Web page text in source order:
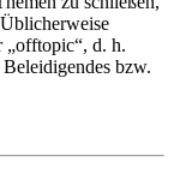
„offtopic“, d. h.
bzw.